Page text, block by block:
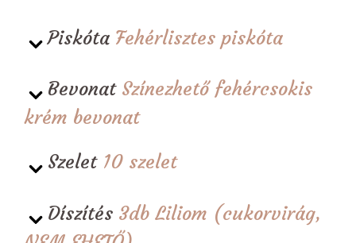
Piskóta Fehérlisztes piskóta
Bevonat Színezhető fehércsokis
krém bevonat
Szelet 10 szelet
Díszítés 3db Liliom (cukorvirág,